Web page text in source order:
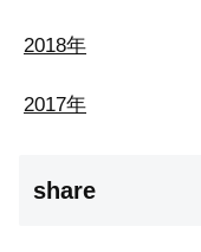
2018年
2017年
share